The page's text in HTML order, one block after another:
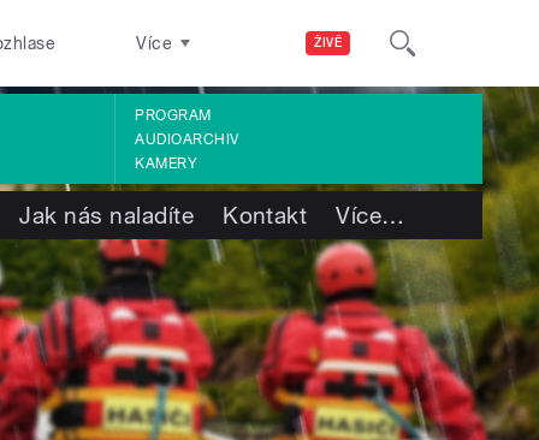
ŽIVĚ
Více
PROGRAM
AUDIOARCHIV
KAMERY
Jak nás naladíte Kontakt Více…